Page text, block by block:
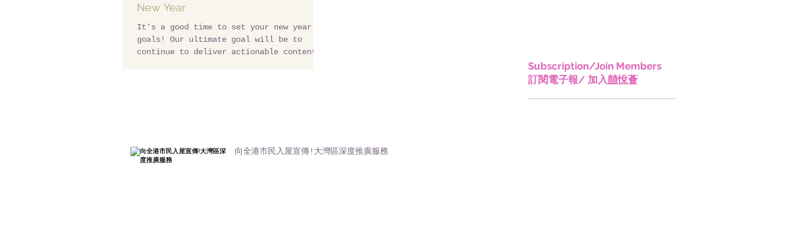
New Year
It's a good time to set your new year
goals! Our ultimate goal will be to
continue to deliver actionable content
向全港市民入屋宣傳!大灣區深度推廣服務
Subscription/Join Members
訂閱電子報/ 加入囍悅薈